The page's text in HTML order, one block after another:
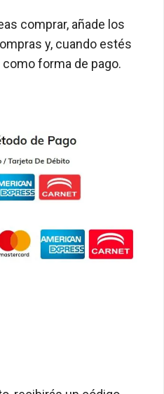
comprar, añade los
y, cuando estés
como forma de pago.